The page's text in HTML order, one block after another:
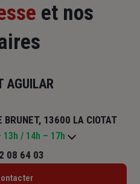
et nos
AGUILAR
BRUNET, 13600 LA CIOTAT
Ouvert 09h – 13h / 14h – 17h
18h
08 64 03